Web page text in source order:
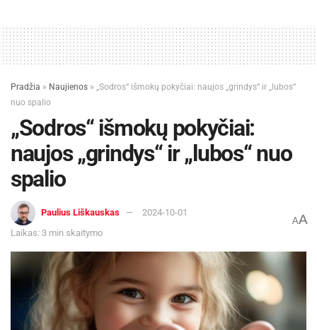
pagalbą rinkimų organizatoriams – praleisti į
eilės priekį į balsavimo apylinkes atvykusius
senolius, asmenis su negalia, besilaukiančias
moteris ar šeimas su mažais vaikai
Žymos: Savivalda
Pradžia » Naujienos » „Sodros“ išmokų pokyčiai: naujos „grindys“ ir „lubos“
nuo spalio
„Sodros“ išmokų pokyčiai:
naujos „grindys“ ir „lubos“ nuo
spalio
Paulius Liškauskas
2024-10-01
Laikas: 3 min skaitymo
AA